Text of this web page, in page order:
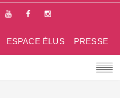
PRESSE
ESPACE ÉLUS